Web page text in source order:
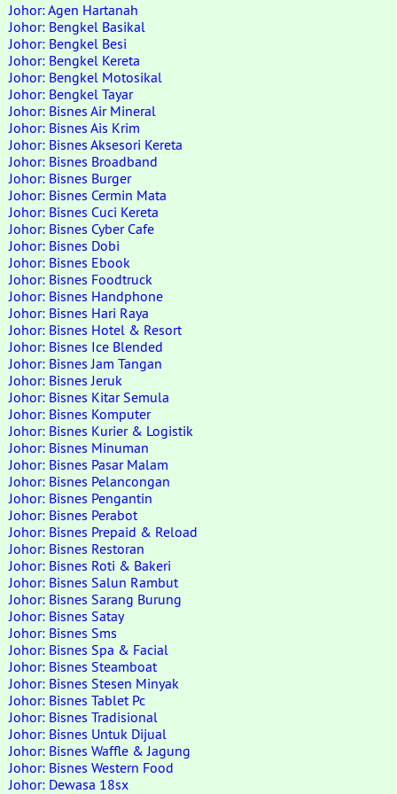
Johor: Agen Hartanah
Johor: Bengkel Basikal
Johor: Bengkel Besi
Johor: Bengkel Kereta
Johor: Bengkel Motosikal
Johor: Bengkel Tayar
Johor: Bisnes Air Mineral
Johor: Bisnes Ais Krim
Johor: Bisnes Aksesori Kereta
Johor: Bisnes Broadband
Johor: Bisnes Burger
Johor: Bisnes Cermin Mata
Johor: Bisnes Cuci Kereta
Johor: Bisnes Cyber Cafe
Johor: Bisnes Dobi
Johor: Bisnes Ebook
Johor: Bisnes Foodtruck
Johor: Bisnes Handphone
Johor: Bisnes Hari Raya
Johor: Bisnes Hotel & Resort
Johor: Bisnes Ice Blended
Johor: Bisnes Jam Tangan
Johor: Bisnes Jeruk
Johor: Bisnes Kitar Semula
Johor: Bisnes Komputer
Johor: Bisnes Kurier & Logistik
Johor: Bisnes Minuman
Johor: Bisnes Pasar Malam
Johor: Bisnes Pelancongan
Johor: Bisnes Pengantin
Johor: Bisnes Perabot
Johor: Bisnes Prepaid & Reload
Johor: Bisnes Restoran
Johor: Bisnes Roti & Bakeri
Johor: Bisnes Salun Rambut
Johor: Bisnes Sarang Burung
Johor: Bisnes Satay
Johor: Bisnes Sms
Johor: Bisnes Spa & Facial
Johor: Bisnes Steamboat
Johor: Bisnes Stesen Minyak
Johor: Bisnes Tablet Pc
Johor: Bisnes Tradisional
Johor: Bisnes Untuk Dijual
Johor: Bisnes Waffle & Jagung
Johor: Bisnes Western Food
Johor: Dewasa 18sx